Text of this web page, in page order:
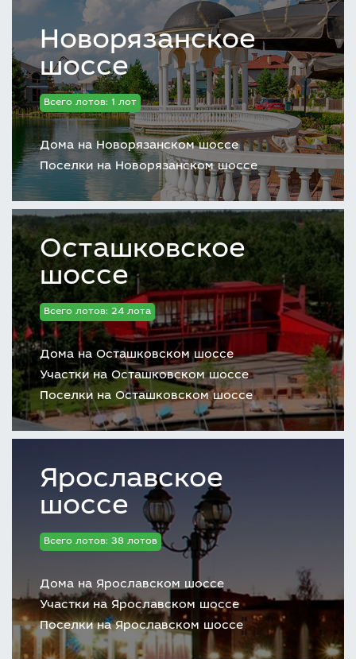
Новорязанское
шоссе
Всего лотов: 1 лот
Дома на Новорязанском шоссе
Поселки на Новорязанском шоссе
Осташковское
шоссе
Всего лотов: 24 лота
Дома на Осташковском шоссе
Участки на Осташковском шоссе
Поселки на Осташковском шоссе
Ярославское
шоссе
Всего лотов: 38 лотов
Дома на Ярославском шоссе
Участки на Ярославском шоссе
Поселки на Ярославском шоссе